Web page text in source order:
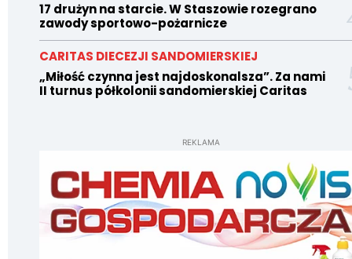
17 drużyn na starcie. W Staszowie rozegrano
zawody sportowo-pożarnicze
CARITAS DIECEZJI SANDOMIERSKIEJ
„Miłość czynna jest najdoskonalsza”. Za nami
II turnus półkolonii sandomierskiej Caritas
REKLAMA